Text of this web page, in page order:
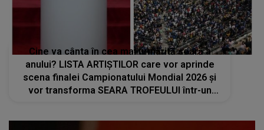
Cine va cânta în cea mai urmărită seară a
anului? LISTA ARTIȘTILOR care vor aprinde
scena finalei Campionatului Mondial 2026 și
vor transforma SEARA TROFEULUI într-un